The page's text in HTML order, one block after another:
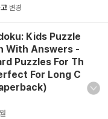
변경
Kids Puzzle
With Answers -
Puzzles For Th
For Long C